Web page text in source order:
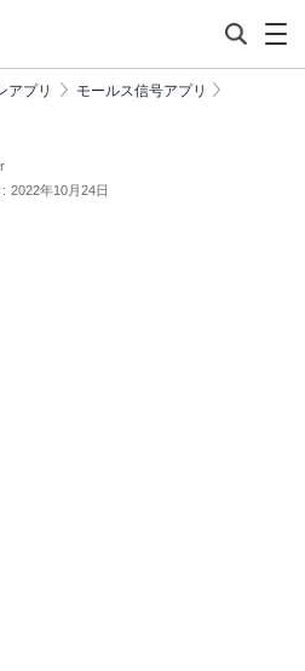
アプリ モールス信号アプリ
2022年10月24日